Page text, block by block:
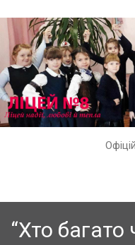
“Хто багато